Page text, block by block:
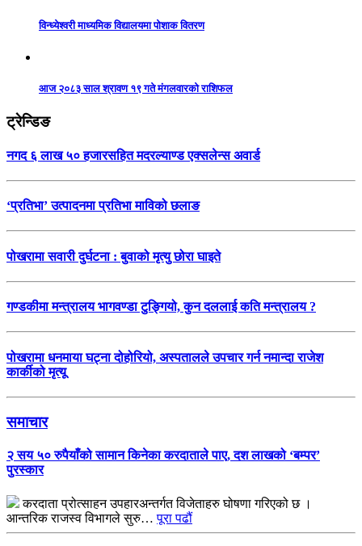
विन्ध्येश्वरी माध्यमिक विद्यालयमा पोशाक वितरण
आज २०८३ साल श्रावण १९ गते मंगलवारको राशिफल
ट्रेन्डिङ
नगद ६ लाख ५० हजारसहित मदरल्याण्ड एक्सलेन्स अवार्ड
‘प्रतिभा’ उत्पादनमा प्रतिभा माविको छलाङ
पोखरामा सवारी दुर्घटना : बुवाको मृत्यु छोरा घाइते
गण्डकीमा मन्त्रालय भागवण्डा टुङ्गियो, कुन दललाई कति मन्त्रालय ?
पोखरामा धनमाया घट्ना दोहोरियो, अस्पतालले उपचार गर्न नमान्दा राजेश
कार्कीको मृत्यू
समाचार
२ सय ५० रुपैयाँको सामान किनेका करदाताले पाए, दश लाखको ‘बम्पर’
पुरस्कार
करदाता प्रोत्साहन उपहारअन्तर्गत विजेताहरु घोषणा गरिएको छ ।
आन्तरिक राजस्व विभागले सुरु…पूरा पढौं